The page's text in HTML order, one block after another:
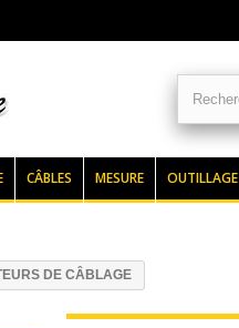
CÂBLES MESURE OUTILLAGE
DE CÂBLAGE